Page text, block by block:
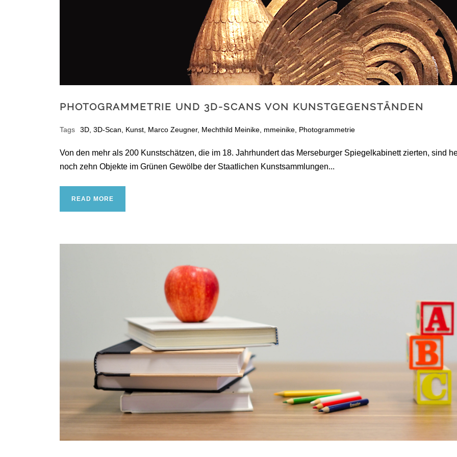
PHOTOGRAMMETRIE UND 3D-SCANS VON KUNSTGEGENSTÄNDEN
Tags 3D, 3D-Scan, Kunst, Marco Zeugner, Mechthild Meinike, mmeinike, Photogrammetrie
Von den mehr als 200 Kunstschätzen, die im 18. Jahrhundert das Merseburger Spiegelkabinett zierten, sind
noch zehn Objekte im Grünen Gewölbe der Staatlichen Kunstsammlungen...
READ MORE